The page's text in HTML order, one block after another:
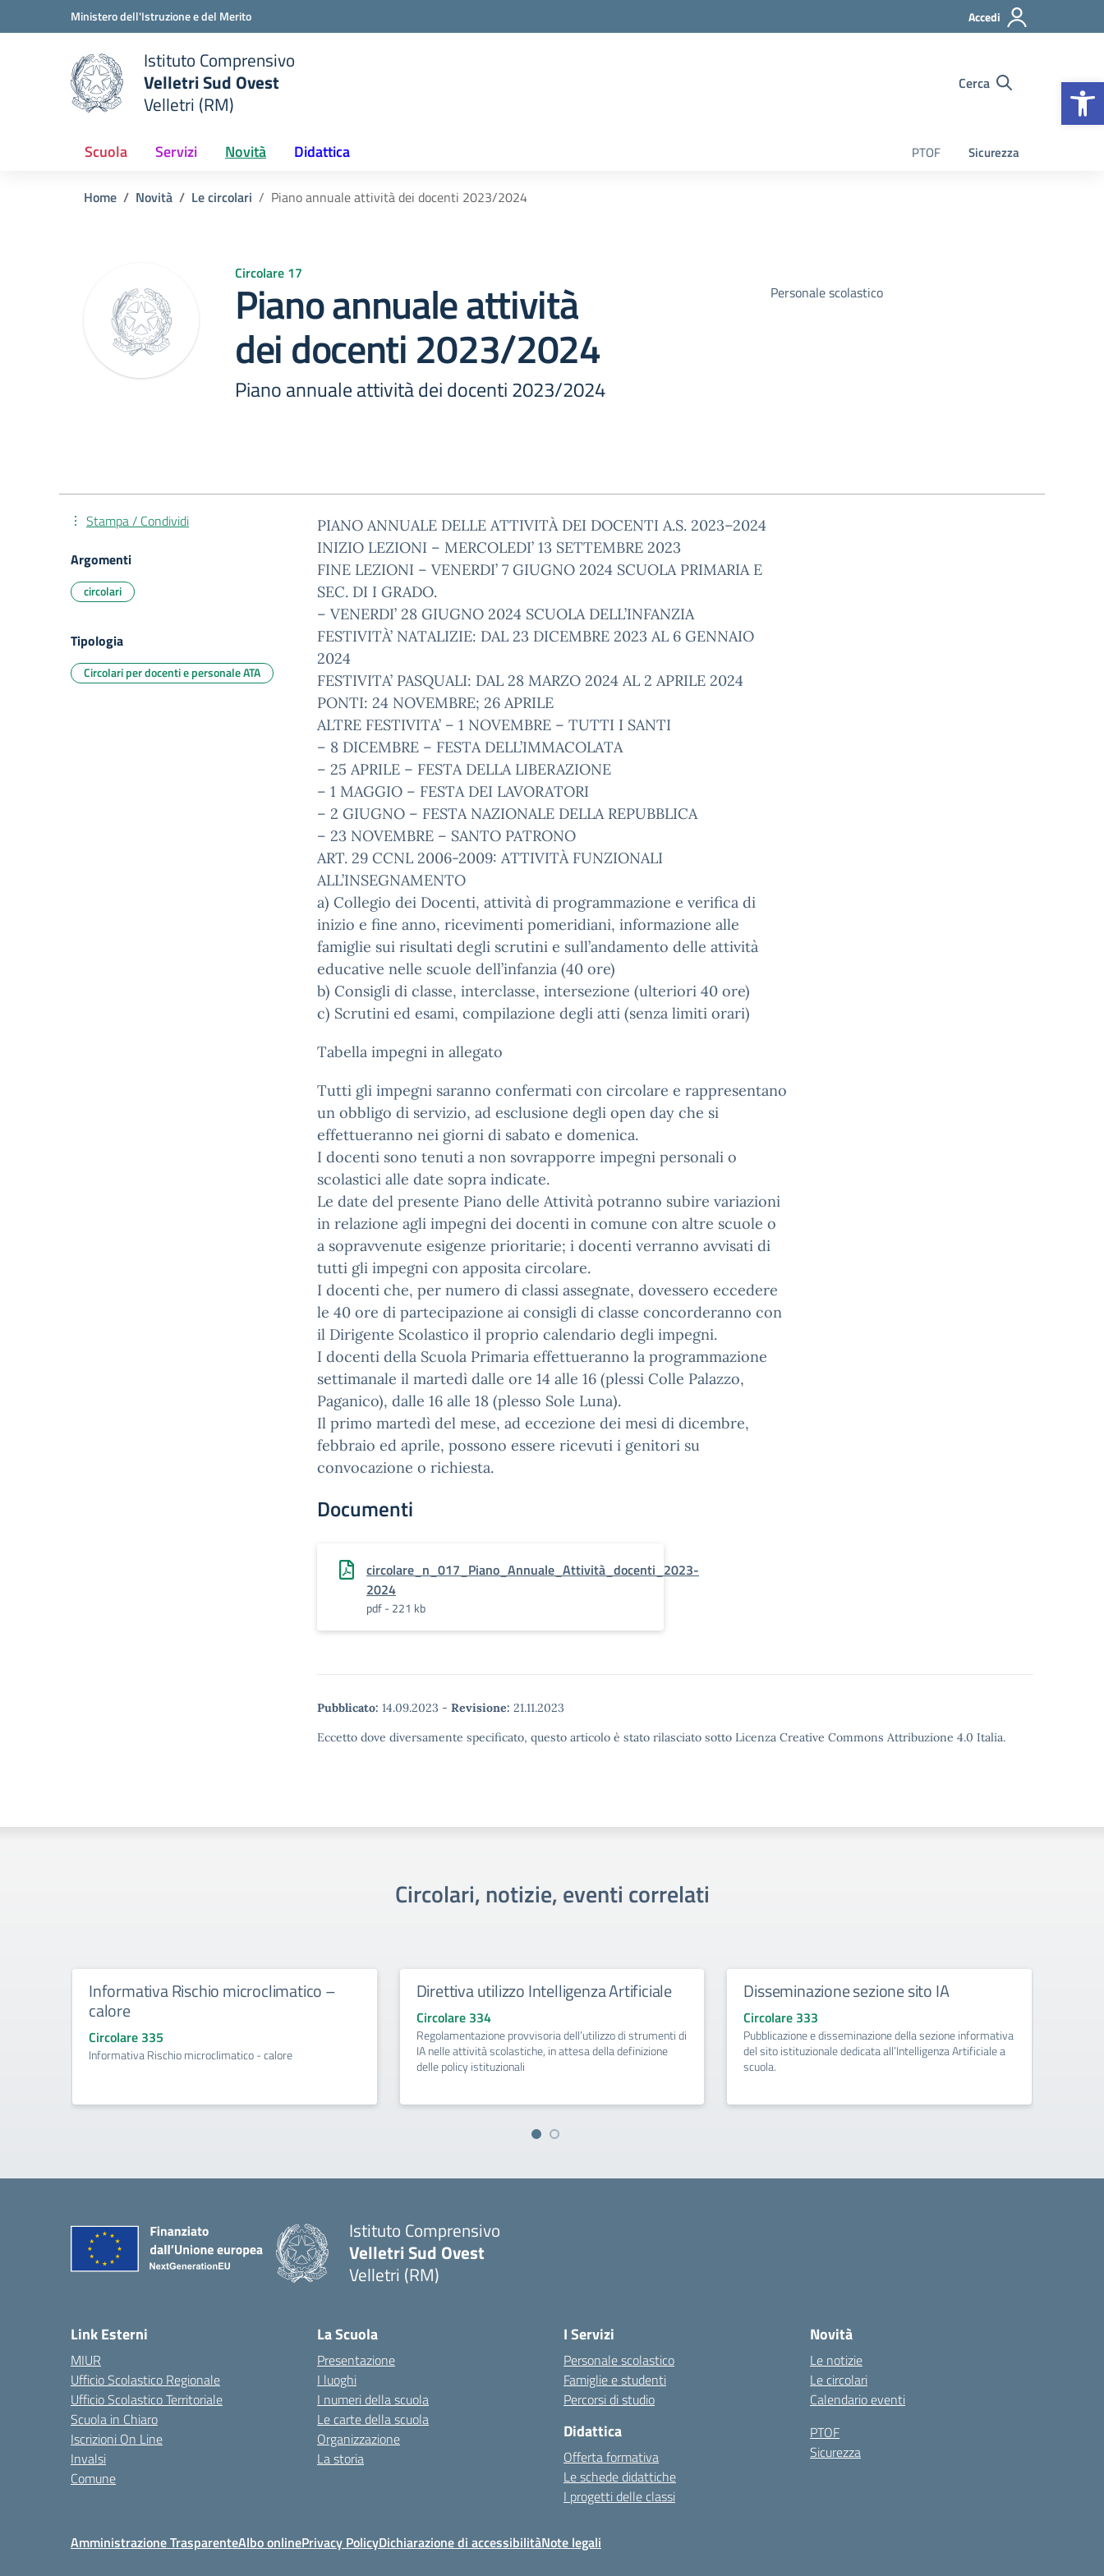
Vai ai contenuti
Vai al menu di navigazioneMinistero dell'Istruzione e del Merito Accedi
scuola
Istituto Comprensivo
Velletri Sud Ovest
Velletri (RM)
Cerca
Scuola Servizi Novità Didattica PTOF Sicurezza
Home Novità Le circolari Piano annuale attività dei docenti 2023/2024
Circolare 17
Piano annuale attività
dei docenti 2023/2024
Piano annuale attività dei docenti 2023/2024
Personale scolastico
PIANO ANNUALE DELLE ATTIVITÀ DEI DOCENTI A.S. 2023–2024
INIZIO LEZIONI – MERCOLEDI’ 13 SETTEMBRE 2023
FINE LEZIONI – VENERDI’ 7 GIUGNO 2024 SCUOLA PRIMARIA E
SEC. DI I GRADO.
– VENERDI’ 28 GIUGNO 2024 SCUOLA DELL’INFANZIA
FESTIVITÀ’ NATALIZIE: DAL 23 DICEMBRE 2023 AL 6 GENNAIO
2024
FESTIVITA’ PASQUALI: DAL 28 MARZO 2024 AL 2 APRILE 2024
PONTI: 24 NOVEMBRE; 26 APRILE
ALTRE FESTIVITA’ – 1 NOVEMBRE – TUTTI I SANTI
– 8 DICEMBRE – FESTA DELL’IMMACOLATA
– 25 APRILE – FESTA DELLA LIBERAZIONE
– 1 MAGGIO – FESTA DEI LAVORATORI
– 2 GIUGNO – FESTA NAZIONALE DELLA REPUBBLICA
– 23 NOVEMBRE – SANTO PATRONO
ART. 29 CCNL 2006-2009: ATTIVITÀ FUNZIONALI
ALL’INSEGNAMENTO
a) Collegio dei Docenti, attività di programmazione e verifica di
inizio e fine anno, ricevimenti pomeridiani, informazione alle
famiglie sui risultati degli scrutini e sull’andamento delle attività
educative nelle scuole dell’infanzia (40 ore)
b) Consigli di classe, interclasse, intersezione (ulteriori 40 ore)
c) Scrutini ed esami, compilazione degli atti (senza limiti orari)
Tabella impegni in allegato
Tutti gli impegni saranno confermati con circolare e rappresentano
un obbligo di servizio, ad esclusione degli open day che si
effettueranno nei giorni di sabato e domenica.
I docenti sono tenuti a non sovrapporre impegni personali o
scolastici alle date sopra indicate.
Le date del presente Piano delle Attività potranno subire variazioni
in relazione agli impegni dei docenti in comune con altre scuole o
a sopravvenute esigenze prioritarie; i docenti verranno avvisati di
tutti gli impegni con apposita circolare.
I docenti che, per numero di classi assegnate, dovessero eccedere
le 40 ore di partecipazione ai consigli di classe concorderanno con
il Dirigente Scolastico il proprio calendario degli impegni.
I docenti della Scuola Primaria effettueranno la programmazione
settimanale il martedì dalle ore 14 alle 16 (plessi Colle Palazzo,
Paganico), dalle 16 alle 18 (plesso Sole Luna).
Il primo martedì del mese, ad eccezione dei mesi di dicembre,
febbraio ed aprile, possono essere ricevuti i genitori su
convocazione o richiesta.
Documenti
circolare_n_017_Piano_Annuale_Attività_docenti_2023-
2024
pdf - 221 kb
Pubblicato: 14.09.2023 - Revisione: 21.11.2023
Eccetto dove diversamente specificato, questo articolo è stato rilasciato sotto Licenza Creative Commons Attribuzione 4.0 Italia.
Stampa / Condividi
Argomenti
circolari
Tipologia
Circolari per docenti e personale ATA
Circolari, notizie, eventi correlati
Informativa Rischio microclimatico –
calore
Circolare 335
Informativa Rischio microclimatico - calore
Direttiva utilizzo Intelligenza Artificiale
Circolare 334
Regolamentazione provvisoria dell’utilizzo di strumenti di
IA nelle attività scolastiche, in attesa della definizione
delle policy istituzionali
Disseminazione sezione sito IA
Circolare 333
Pubblicazione e disseminazione della sezione informativa
del sito istituzionale dedicata all’Intelligenza Artificiale a
scuola.
Istituto Comprensivo
Velletri Sud Ovest
Velletri (RM)
Link Esterni
MIUR
Ufficio Scolastico Regionale
Ufficio Scolastico Territoriale
Scuola in Chiaro
Iscrizioni On Line
Invalsi
Comune
La Scuola
Presentazione
I luoghi
I numeri della scuola
Le carte della scuola
Organizzazione
La storia
I Servizi
Personale scolastico
Famiglie e studenti
Percorsi di studio
Didattica
Offerta formativa
Le schede didattiche
I progetti delle classi
Novità
Le notizie
Le circolari
Calendario eventi
PTOF
Sicurezza
Amministrazione TrasparenteAlbo onlinePrivacy PolicyDichiarazione di accessibilitàNote legali